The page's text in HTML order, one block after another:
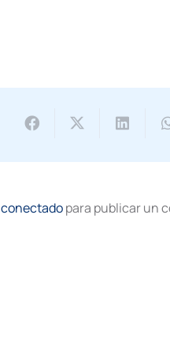
conectadopara publicar un